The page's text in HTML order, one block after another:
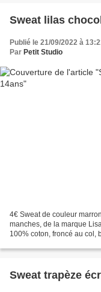
Sweat lilas
Publié le 21/09/2022 à
Par Petit Studio
4€ Sweat de couleur
manches, de la marque
100% coton, froncé au col,
Sweat trapèze